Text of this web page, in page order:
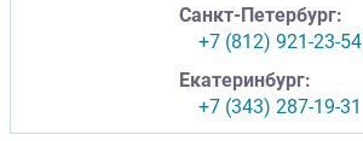
Санкт-Петербург:
+7 (812) 921-23-54
Екатеринбург:
+7 (343) 287-19-31